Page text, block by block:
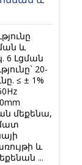
և
6 Լցման
20-
≤ ± 1%
մեքենա,
և
...